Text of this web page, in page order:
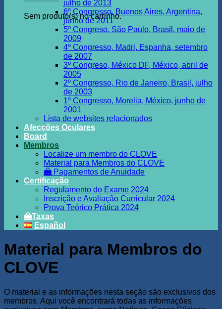
Sem produto(s) no carrinho.
julho de 2013
6º Congresso, Buenos Aires, Argentina,
junho de 2011
5º Congreso, São Paulo, Brasil, maio de
2009
4º Congresso, Madri, Espanha, setembro
de 2007
3º Congreso, México DF, México, abril de
2005
2º Congresso, Rio de Janeiro, Brasil, julho
de 2003
1º Congresso, Morelia, México, junho de
2001
Lista de websites relacionados
Afecções Oculares
Board
Membros
Localize um membro do CLOVE
Material para Membros do CLOVE
Pagamentos de Anuidade
Certificação
Regulamento do Exame 2024
Inscrição e Avaliação Curricular 2024
Prova Teórico Prática 2024
Taxas
Español
Material para Membros do
CLOVE
O material e as informações nesta seção são exclusivos dos
membros. Aqui você encontrará todas as informações